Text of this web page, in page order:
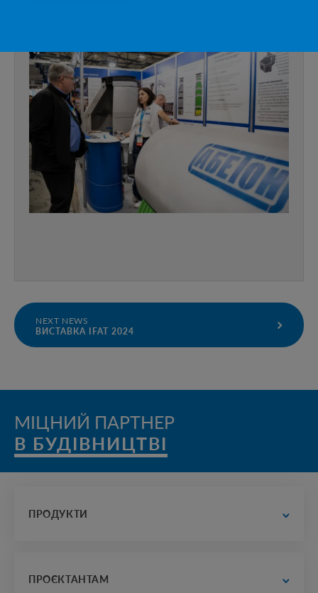
NEXT NEWS
ВИСТАВКА IFAT 2024
МІЦНИЙ ПАРТНЕР
В БУДІВНИЦТВІ
ПРОДУКТИ
ПРОЄКТАНТАМ